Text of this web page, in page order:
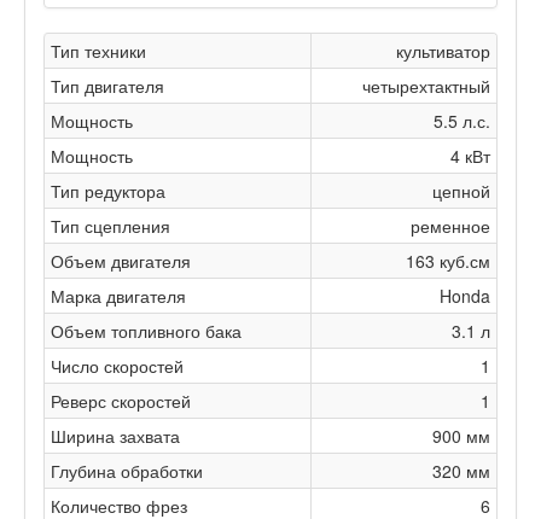
Тип техники
культиватор
Тип двигателя
четырехтактный
Мощность
5.5 л.с.
Мощность
4 кВт
Тип редуктора
цепной
Тип сцепления
ременное
Объем двигателя
163 куб.см
Марка двигателя
Honda
Объем топливного бака
3.1 л
Число скоростей
1
Реверс скоростей
1
Ширина захвата
900 мм
Глубина обработки
320 мм
Количество фрез
6